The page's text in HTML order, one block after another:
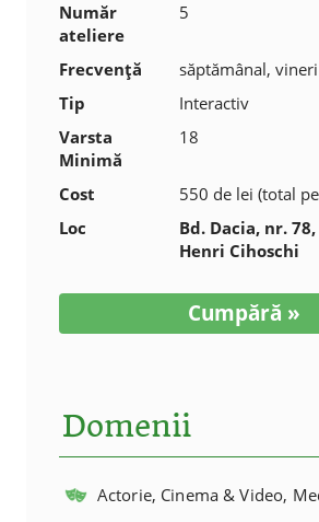
Număr
ateliere
5
Frecvenţă
săptămânal, vineri
Tip
Interactiv
Varsta
Minimă
18
Cost
550 de lei (total
Loc
Bd. Dacia, nr.
Henri Cihoschi
Cumpără »
Domenii
Actorie, Cinema & Video,